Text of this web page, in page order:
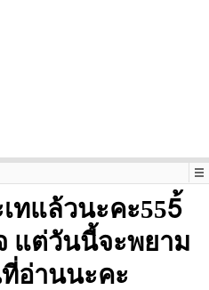
ทแล้วนะคะ555้
แต่วันนี้จะพยาม
อ่านนะคะ